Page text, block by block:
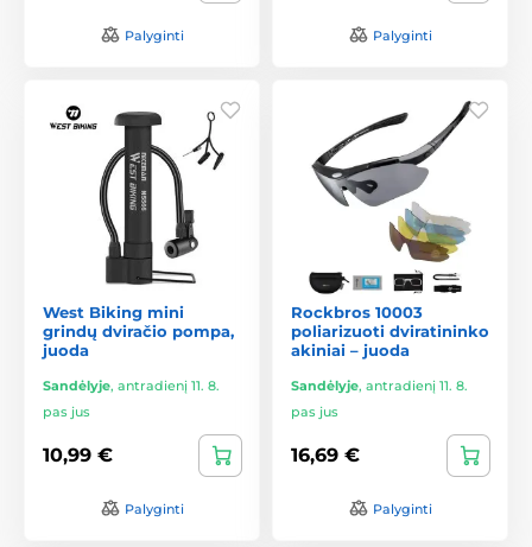
Palyginti Palyginti
West Biking mini
grindų dviračio pompa,
juoda
Sandėlyje, antradienį 11. 8.
pas jus
10,99 €
Palyginti
Rockbros 10003
poliarizuoti dviratininko
akiniai – juoda
Sandėlyje, antradienį 11. 8.
pas jus
16,69 €
Palyginti